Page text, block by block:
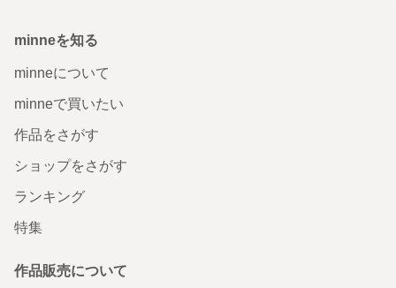
minneを知る
minneについて
minneで買いたい
作品をさがす
ショップをさがす
ランキング
特集
作品販売について